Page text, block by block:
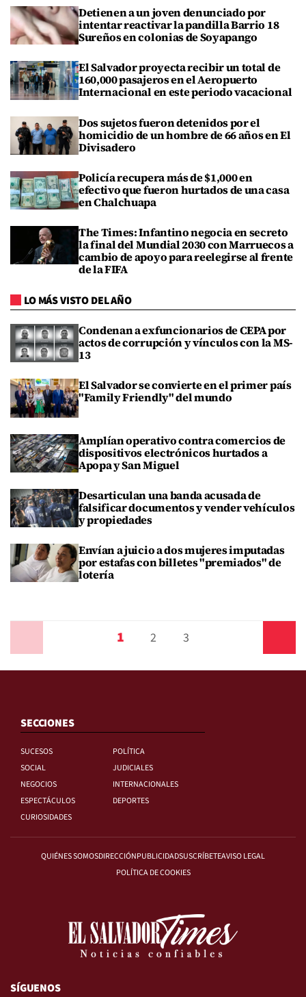
Detienen a un joven denunciado por
intentar reactivar la pandilla Barrio 18
Sureños en colonias de Soyapango
El Salvador proyecta recibir un total de
160,000 pasajeros en el Aeropuerto
Internacional en este periodo vacacional
Dos sujetos fueron detenidos por el
homicidio de un hombre de 66 años en El
Divisadero
Policía recupera más de $1,000 en
efectivo que fueron hurtados de una casa
en Chalchuapa
The Times: Infantino negocia en secreto
la final del Mundial 2030 con Marruecos a
cambio de apoyo para reelegirse al frente
de la FIFA
LO MÁS VISTO DEL AÑO
Condenan a exfuncionarios de CEPA por
actos de corrupción y vínculos con la MS-
13
El Salvador se convierte en el primer país
"Family Friendly" del mundo
Amplían operativo contra comercios de
dispositivos electrónicos hurtados a
Apopa y San Miguel
Desarticulan una banda acusada de
falsificar documentos y vender vehículos
y propiedades
Envían a juicio a dos mujeres imputadas
por estafas con billetes "premiados" de
lotería
1 2 3
SECCIONES
SUCESOS
POLÍTICA
SOCIAL
JUDICIALES
NEGOCIOS
INTERNACIONALES
ESPECTÁCULOS
DEPORTES
CURIOSIDADES
QUIÉNES SOMOSDIRECCIÓNPUBLICIDADSUSCRÍBETEAVISO LEGAL
POLÍTICA DE COOKIES
SÍGUENOS